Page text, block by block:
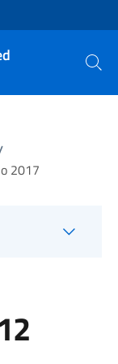
Cerca
2017